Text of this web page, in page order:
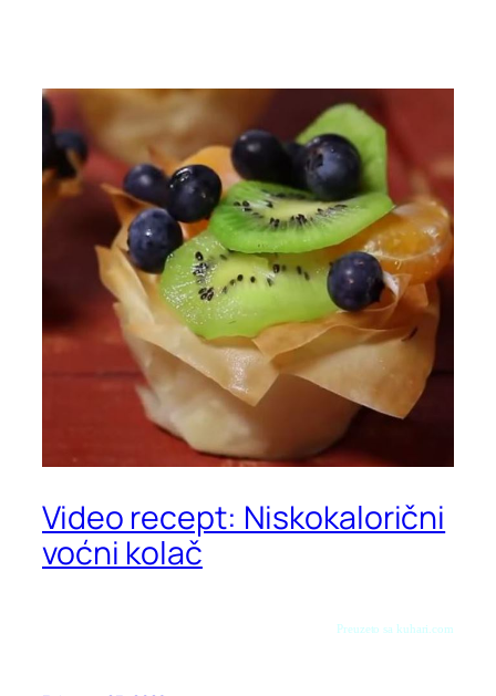
Video recept: Niskokalorični
voćni kolač
Preuzeto sa kuhari.com